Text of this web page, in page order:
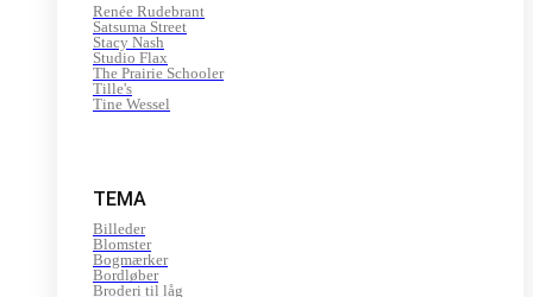
Renée Rudebrant
Satsuma Street
Stacy Nash
Studio Flax
The Prairie Schooler
Tille's
Tine Wessel
TEMA
Billeder
Blomster
Bogmærker
Bordløber
Broderi til låg